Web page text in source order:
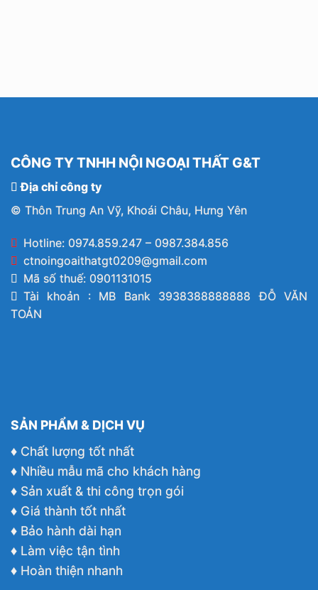
CÔNG TY TNHH NỘI NGOẠI THẤT G&T
Địa chỉ công ty
© Thôn Trung An Vỹ, Khoái Châu, Hưng Yên
Hotline: 0974.859.247 – 0987.384.856
ctnoingoaithatgt0209@gmail.com
Mã số thuế: 0901131015
Tài khoản : MB Bank 3938388888888 ĐỖ VĂN
TOẢN
SẢN PHẨM & DỊCH VỤ
♦ Chất lượng tốt nhất
♦ Nhiều mẫu mã cho khách hàng
♦ Sản xuất & thi công trọn gói
♦ Giá thành tốt nhất
♦ Bảo hành dài hạn
♦ Làm việc tận tình
♦ Hoàn thiện nhanh